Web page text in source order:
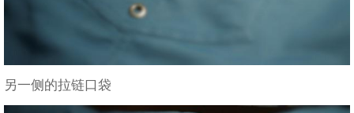
另一侧的拉链口袋